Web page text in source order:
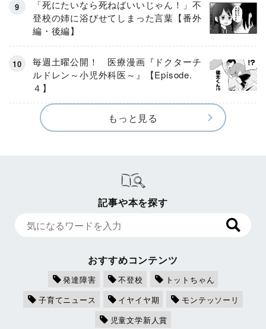
「死にたいなら死ねばいいじゃん！」不
登校の姉に浴びせてしまった言葉【番外
編・後編】
毎週土曜公開！ 医療漫画『ドクターチ
ルドレン～小児外科医～』【Episode.
４】
もっと見る
記事や本を探す
おすすめコンテンツ
発達障害 不登校
トットちゃん
子育てニュース
イヤイヤ期
モンテッソーリ
児童文学新人賞